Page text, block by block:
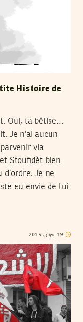
Histoire de
Oui, ta bêtise…
Je n’ai aucun
via
Stoufidèt bien
Je ne
eu envie de lui
19 جوان2019